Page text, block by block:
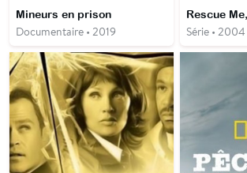
Mineurs en prison
Documentaire • 2019 Série • 2004